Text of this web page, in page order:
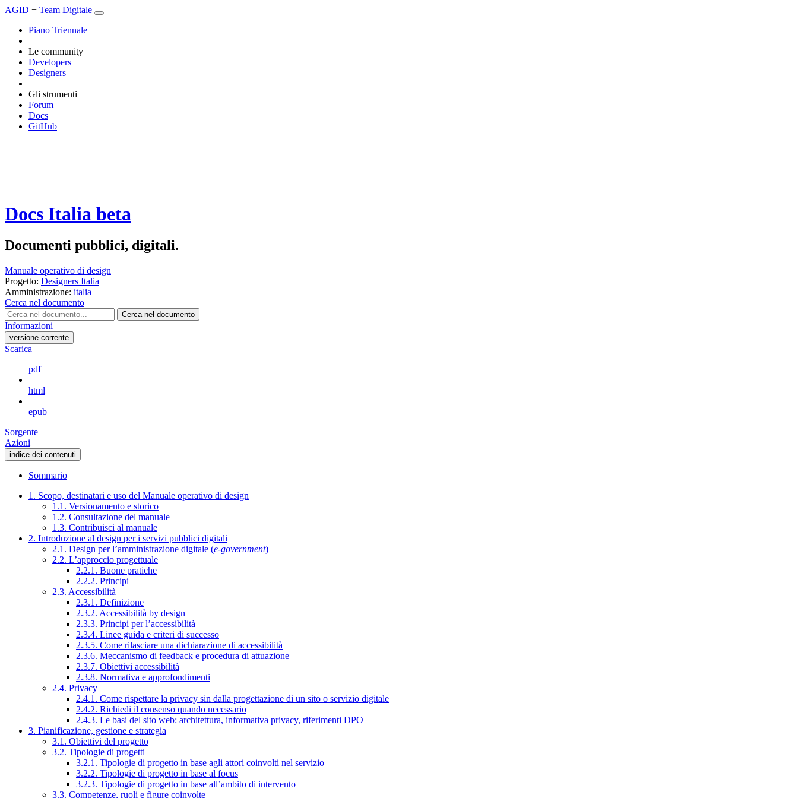
AGID + Team Digitale
Piano Triennale
Le community
Developers
Designers
Gli strumenti
Forum
Docs
GitHub
Docs Italia beta
Documenti pubblici, digitali.
Manuale operativo di design
Progetto: Designers Italia
Amministrazione: italia
Cerca nel documento
Cerca nel documento
Informazioni
versione-corrente
Scarica
pdf
html
epub
Sorgente
Azioni
indice dei contenuti
Sommario
1. Scopo, destinatari e uso del Manuale operativo di design
1.1. Versionamento e storico
1.2. Consultazione del manuale
1.3. Contribuisci al manuale
2. Introduzione al design per i servizi pubblici digitali
2.1. Design per l’amministrazione digitale (e-government)
2.2. L’approccio progettuale
2.2.1. Buone pratiche
2.2.2. Principi
2.3. Accessibilità
2.3.1. Definizione
2.3.2. Accessibilità by design
2.3.3. Principi per l’accessibilità
2.3.4. Linee guida e criteri di successo
2.3.5. Come rilasciare una dichiarazione di accessibilità
2.3.6. Meccanismo di feedback e procedura di attuazione
2.3.7. Obiettivi accessibilità
2.3.8. Normativa e approfondimenti
2.4. Privacy
2.4.1. Come rispettare la privacy sin dalla progettazione di un sito o servizio digitale
2.4.2. Richiedi il consenso quando necessario
2.4.3. Le basi del sito web: architettura, informativa privacy, riferimenti DPO
3. Pianificazione, gestione e strategia
3.1. Obiettivi del progetto
3.2. Tipologie di progetti
3.2.1. Tipologie di progetto in base agli attori coinvolti nel servizio
3.2.2. Tipologie di progetto in base al focus
3.2.3. Tipologie di progetto in base all’ambito di intervento
3.3. Competenze, ruoli e figure coinvolte